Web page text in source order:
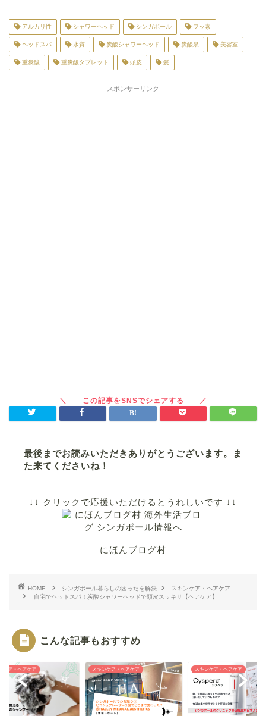
アルカリ性 シャワーヘッド シンガポール フッ素
ヘッドスパ 水質 炭酸シャワーヘッド 炭酸泉 美容室
重炭酸 重炭酸タブレット 頭皮 髪
スポンサーリンク
最後までお読みいただきありがとうございます。ま
た来てくださいね！
↓↓ クリックで応援いただけるとうれしいです ↓↓
にほんブログ村
HOME シンガポール暮らしの困ったを解決
スキンケア・ヘアケア
自宅でヘッドスパ！炭酸シャワーヘッドで頭皮スッキリ【ヘアケア】
こんな記事もおすすめ
ケア・ヘアケア スキンケア・ヘアケア スキンケア・ヘアケア